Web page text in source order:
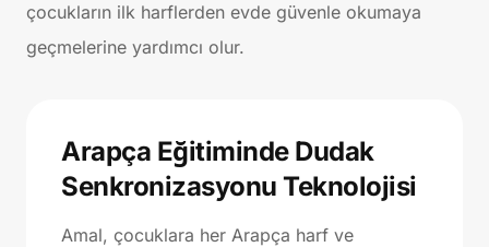
çocukların ilk harflerden evde güvenle okumaya
geçmelerine yardımcı olur.
Arapça Eğitiminde Dudak
Senkronizasyonu Teknolojisi
Amal, çocuklara her Arapça harf ve